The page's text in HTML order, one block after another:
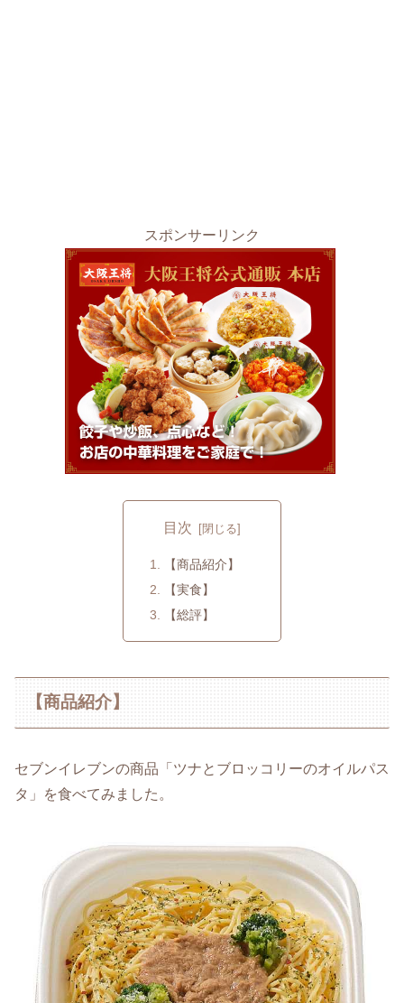
スポンサーリンク
目次
【商品紹介】
【実食】
【総評】
【商品紹介】
セブンイレブンの商品「ツナとブロッコリーのオイルパス
タ」を食べてみました。